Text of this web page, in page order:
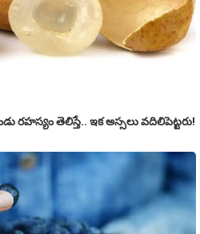
రహస్యం తెలిస్తే.. ఇక అస్సలు వదిలిపెట్టరు!